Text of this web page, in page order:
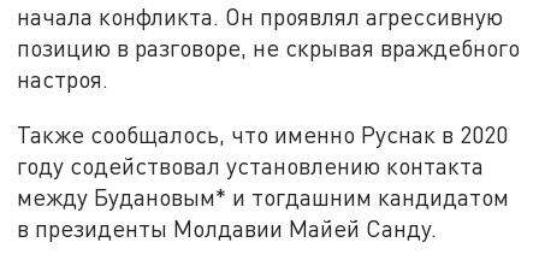
начала конфликта. Он проявлял агрессивную
позицию в разговоре, не скрывая враждебного
настроя.
Также сообщалось, что именно Руснак в 2020
году содействовал установлению контакта
между Будановым* и тогдашним кандидатом
в президенты Молдавии Майей Санду.